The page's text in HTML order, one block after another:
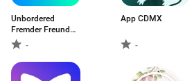
Unbordered
Fremder Freund
Chat-
App CDMX
-